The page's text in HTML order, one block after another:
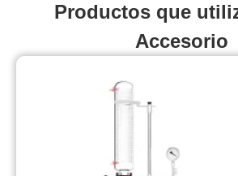
Productos que
Accesorio